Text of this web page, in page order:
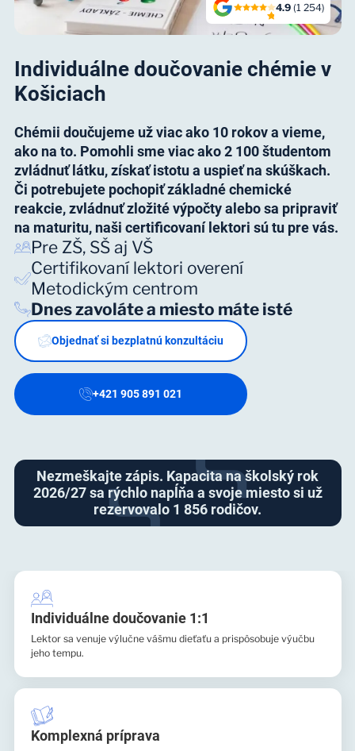
4.9(1 254)
Individuálne doučovanie chémie v
Košiciach
Chémii doučujeme už viac ako 10 rokov a vieme,
ako na to. Pomohli sme viac ako 2 100 študentom
zvládnuť látku, získať istotu a uspieť na skúškach.
Či potrebujete pochopiť základné chemické
reakcie, zvládnuť zložité výpočty alebo sa pripraviť
na maturitu, naši certificovaní lektori sú tu pre vás.
Pre ZŠ, SŠ aj VŠ
Certifikovaní lektori overení
Metodickým centrom
Dnes zavoláte a miesto máte isté
Objednať si bezplatnú konzultáciu
+421 905 891 021
Nezmeškajte zápis. Kapacita na školský rok
2026/27 sa rýchlo napĺňa a svoje miesto si už
rezervovalo 1 856 rodičov.
Individuálne doučovanie 1:1
Lektor sa venuje výlučne vášmu dieťaťu a prispôsobuje výučbu
jeho tempu.
Komplexná príprava